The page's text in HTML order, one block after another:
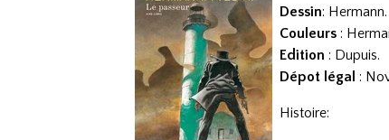
Dessin: Hermann.
Couleurs :
Edition : Dupuis.
Dépot légal :
Histoire: